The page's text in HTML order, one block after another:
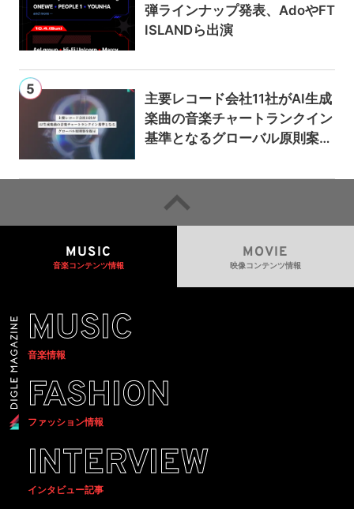
弾ラインナップ発表、AdoやFT
ISLANDら出演
主要レコード会社11社がAI生成
楽曲の音楽チャートランクイン
基準となるグローバル原則案を
るための統一的な枠組みを提案
MUSIC
音楽コンテンツ情報
MOVIE
映像コンテンツ情報
MUSIC
音楽情報
FASHION
ファッション情報
INTERVIEW
インタビュー記事